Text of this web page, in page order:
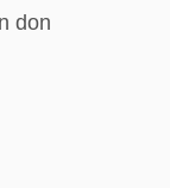
don